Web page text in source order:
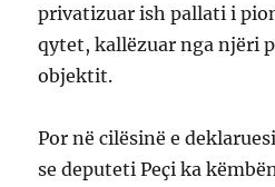
privatizuar ish pallati i
qytet, kallëzuar nga njëri
objektit.
Por në cilësinë e
se deputeti Peçi ka